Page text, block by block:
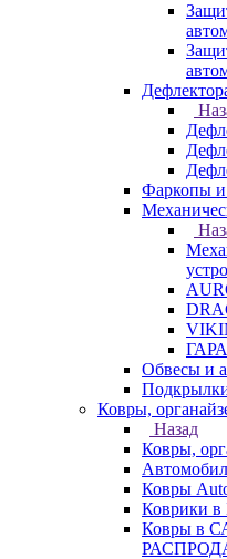
Фаркопы и
Обвесы и
Ковры,
Назад
Ковры,
Ковры
Коврики
Ковры в